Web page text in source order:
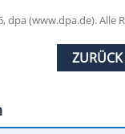
dpa (www.dpa.de). Alle
ZURÜCK